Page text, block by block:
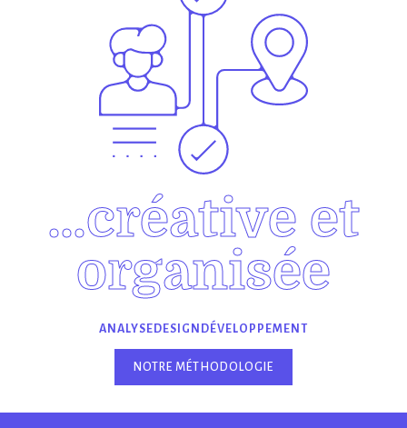
…créative et
organisée
ANALYSE DESIGN DÉVELOPPEMENT
NOTRE MÉTHODOLOGIE